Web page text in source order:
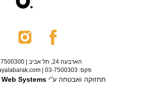
הארבעה 24, תל אביב | 03-7500300
פקס: 03-7500303 | info@ayalabarak.com
תחזוקה ואבטחה ע"יWeb Systems